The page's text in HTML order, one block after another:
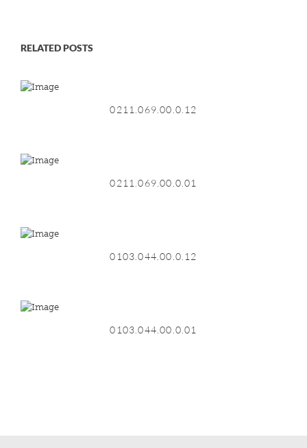
RELATED POSTS
0211.069.00.0.12
0211.069.00.0.01
0103.044.00.0.12
0103.044.00.0.01